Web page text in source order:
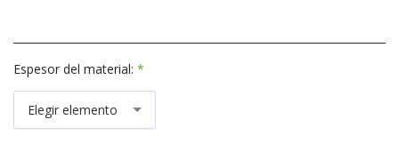
Espesor del material: *
Elegir elemento